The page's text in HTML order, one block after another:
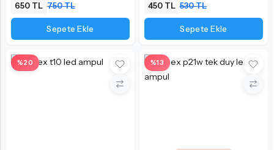
650 TL 750 TL
Sepete Ekle
450 TL 530 TL
Sepete Ekle
%20 %13